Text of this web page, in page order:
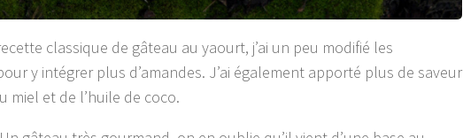
classique de gâteau au yaourt, j’ai un peu modifié les
y intégrer plus d’amandes. J’ai également apporté plus de saveur
miel et de l’huile de coco.